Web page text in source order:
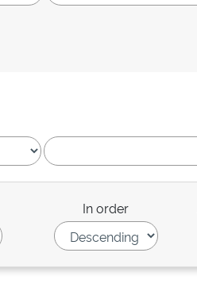
In order